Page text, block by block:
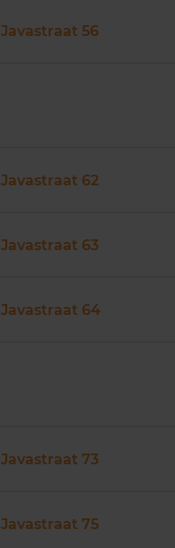
Javastraat 56
Javastraat 62
Javastraat 63
Javastraat 64
Javastraat 73
Javastraat 75